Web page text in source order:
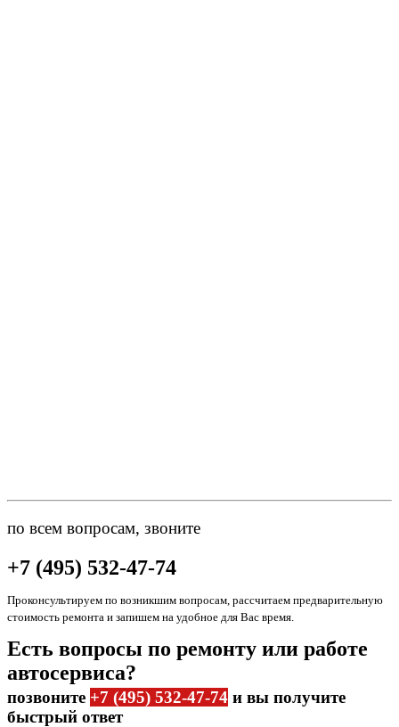
по всем вопросам, звоните
+7 (495) 532-47-74
Проконсультируем по возникшим вопросам, рассчитаем предварительную
стоимость ремонта и запишем на удобное для Вас время.
Есть вопросы по ремонту или работе
автосервиса?
позвоните +7 (495) 532-47-74 и вы получите
быстрый ответ